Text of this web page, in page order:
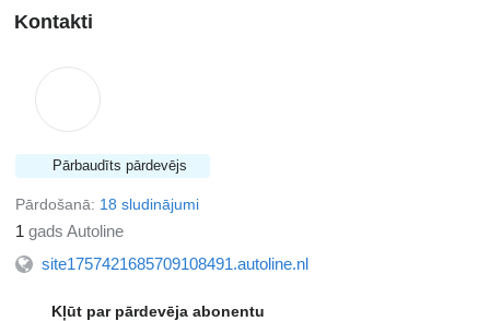
Kontakti
Pārbaudīts pārdevējs
Pārdošanā: 18 sludinājumi
1 gads Autoline
site1757421685709108491.autoline.nl
Kļūt par pārdevēja abonentu